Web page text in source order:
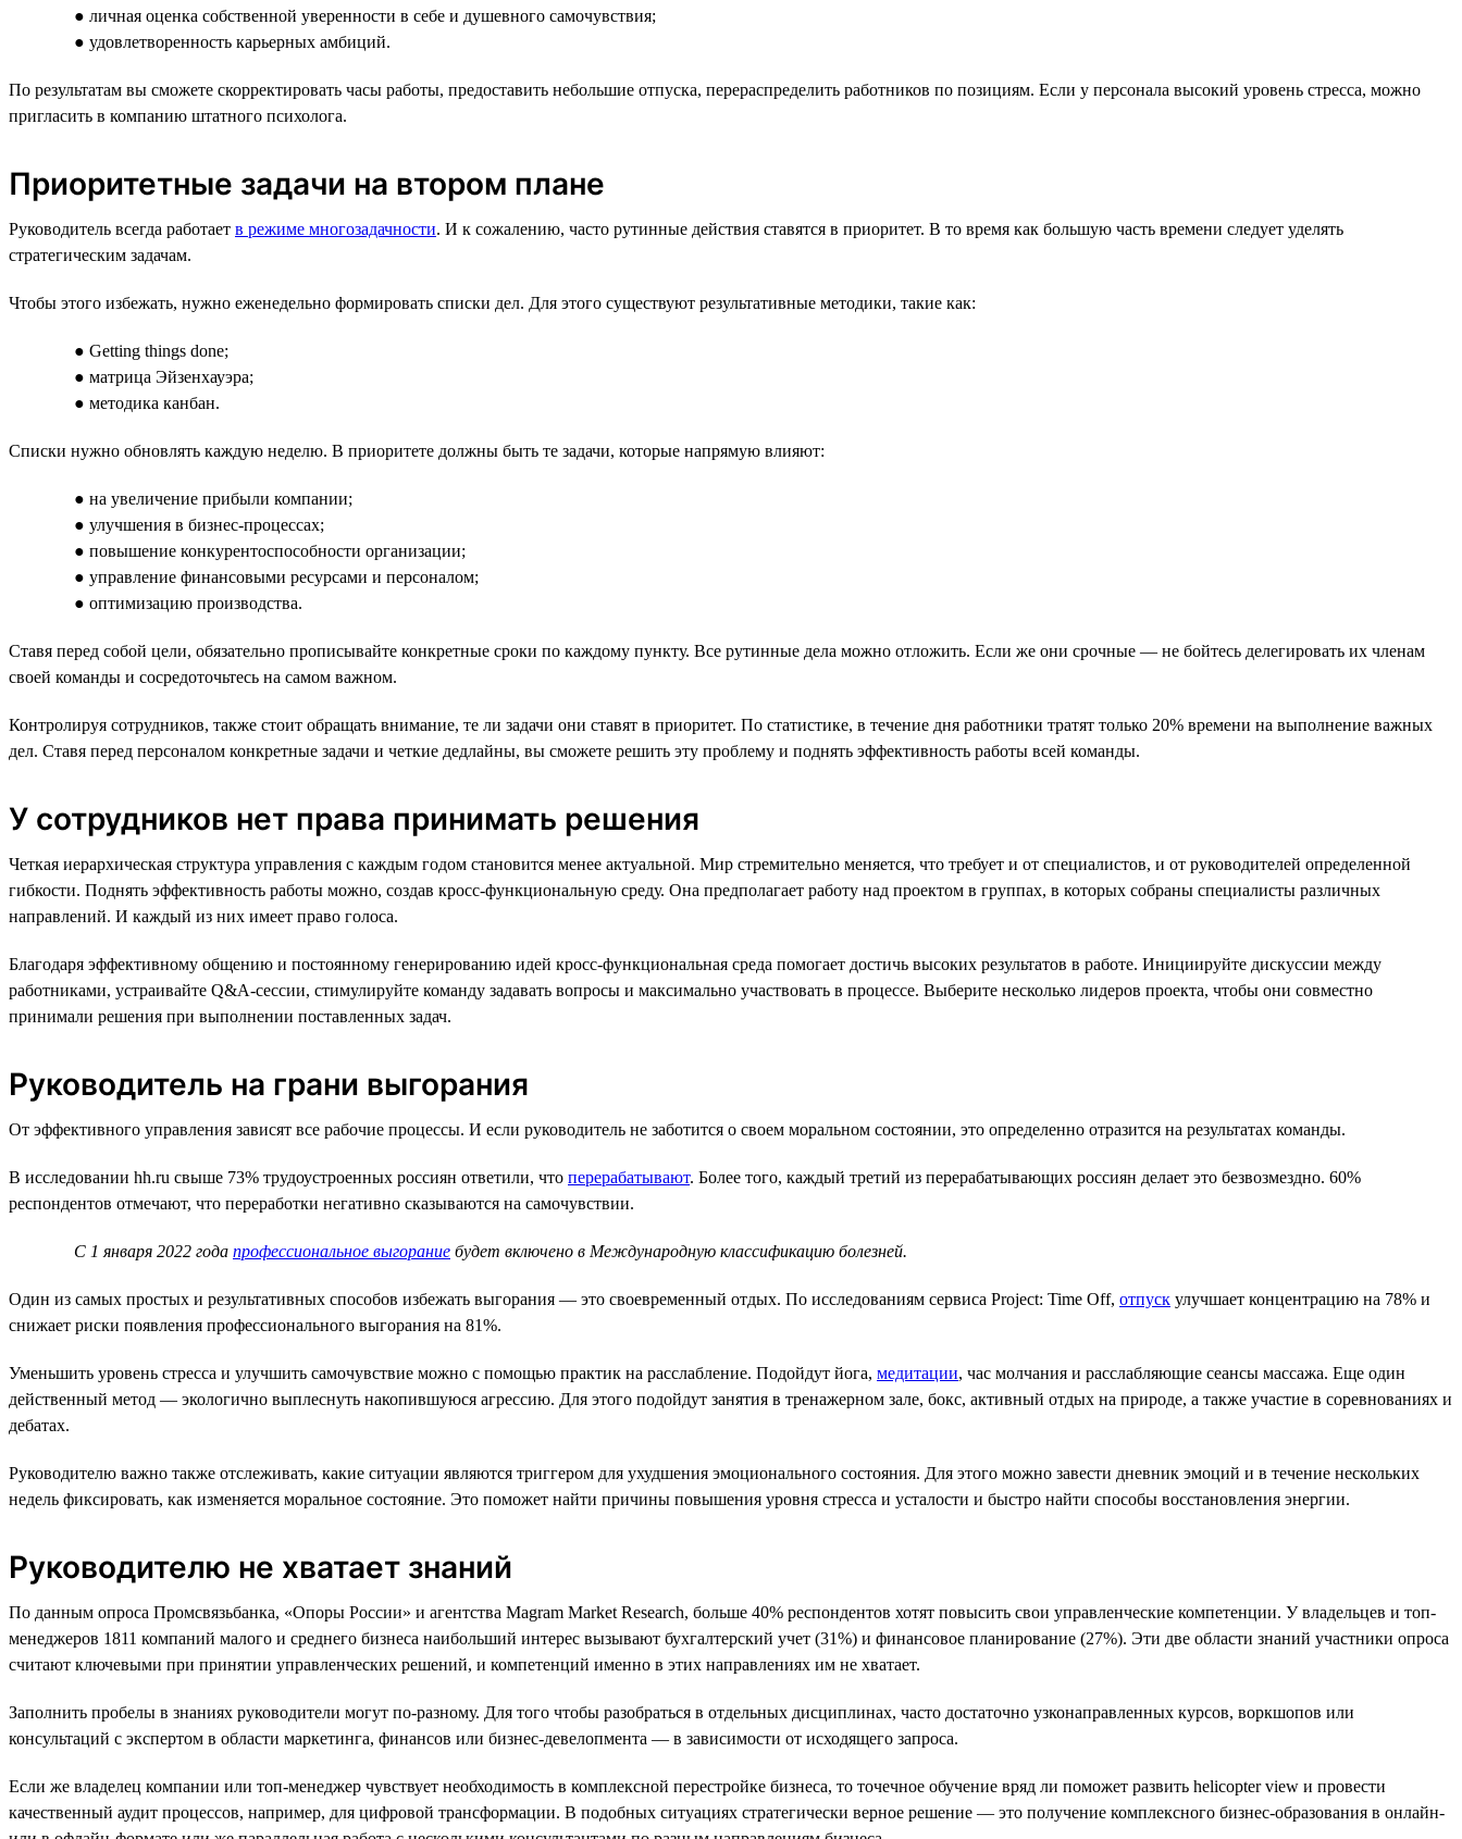
● личная оценка собственной уверенности в себе и душевного самочувствия;
● удовлетворенность карьерных амбиций.
По результатам вы сможете скорректировать часы работы, предоставить небольшие отпуска, перераспределить работников по позициям. Если у персонала высокий уровень стресса, можно
пригласить в компанию штатного психолога.
Приоритетные задачи на втором плане
Руководитель всегда работает в режиме многозадачности. И к сожалению, часто рутинные действия ставятся в приоритет. В то время как большую часть времени следует уделять
стратегическим задачам.
Чтобы этого избежать, нужно еженедельно формировать списки дел. Для этого существуют результативные методики, такие как:
● Getting things done;
● матрица Эйзенхауэра;
● методика канбан.
Списки нужно обновлять каждую неделю. В приоритете должны быть те задачи, которые напрямую влияют:
● на увеличение прибыли компании;
● улучшения в бизнес-процессах;
● повышение конкурентоспособности организации;
● управление финансовыми ресурсами и персоналом;
● оптимизацию производства.
Ставя перед собой цели, обязательно прописывайте конкретные сроки по каждому пункту. Все рутинные дела можно отложить. Если же они срочные — не бойтесь делегировать их членам
своей команды и сосредоточьтесь на самом важном.
Контролируя сотрудников, также стоит обращать внимание, те ли задачи они ставят в приоритет. По статистике, в течение дня работники тратят только 20% времени на выполнение важных
дел. Ставя перед персоналом конкретные задачи и четкие дедлайны, вы сможете решить эту проблему и поднять эффективность работы всей команды.
У сотрудников нет права принимать решения
Четкая иерархическая структура управления с каждым годом становится менее актуальной. Мир стремительно меняется, что требует и от специалистов, и от руководителей определенной
гибкости. Поднять эффективность работы можно, создав кросс-функциональную среду. Она предполагает работу над проектом в группах, в которых собраны специалисты различных
направлений. И каждый из них имеет право голоса.
Благодаря эффективному общению и постоянному генерированию идей кросс-функциональная среда помогает достичь высоких результатов в работе. Инициируйте дискуссии между
работниками, устраивайте Q&A-сессии, стимулируйте команду задавать вопросы и максимально участвовать в процессе. Выберите несколько лидеров проекта, чтобы они совместно
принимали решения при выполнении поставленных задач.
Руководитель на грани выгорания
От эффективного управления зависят все рабочие процессы. И если руководитель не заботится о своем моральном состоянии, это определенно отразится на результатах команды.
В исследовании hh.ru свыше 73% трудоустроенных россиян ответили, что перерабатывают. Более того, каждый третий из перерабатывающих россиян делает это безвозмездно. 60%
респондентов отмечают, что переработки негативно сказываются на самочувствии.
С 1 января 2022 года профессиональное выгорание будет включено в Международную классификацию болезней.
Один из самых простых и результативных способов избежать выгорания — это своевременный отдых. По исследованиям сервиса Project: Time Off, отпуск улучшает концентрацию на 78% и
снижает риски появления профессионального выгорания на 81%.
Уменьшить уровень стресса и улучшить самочувствие можно с помощью практик на расслабление. Подойдут йога, медитации, час молчания и расслабляющие сеансы массажа. Еще один
действенный метод — экологично выплеснуть накопившуюся агрессию. Для этого подойдут занятия в тренажерном зале, бокс, активный отдых на природе, а также участие в соревнованиях и
дебатах.
Руководителю важно также отслеживать, какие ситуации являются триггером для ухудшения эмоционального состояния. Для этого можно завести дневник эмоций и в течение нескольких
недель фиксировать, как изменяется моральное состояние. Это поможет найти причины повышения уровня стресса и усталости и быстро найти способы восстановления энергии.
Руководителю не хватает знаний
По данным опроса Промсвязьбанка, «Опоры России» и агентства Magram Market Research, больше 40% респондентов хотят повысить свои управленческие компетенции. У владельцев и топ-
менеджеров 1811 компаний малого и среднего бизнеса наибольший интерес вызывают бухгалтерский учет (31%) и финансовое планирование (27%). Эти две области знаний участники опроса
считают ключевыми при принятии управленческих решений, и компетенций именно в этих направлениях им не хватает.
Заполнить пробелы в знаниях руководители могут по-разному. Для того чтобы разобраться в отдельных дисциплинах, часто достаточно узконаправленных курсов, воркшопов или
консультаций с экспертом в области маркетинга, финансов или бизнес-девелопмента — в зависимости от исходящего запроса.
Если же владелец компании или топ-менеджер чувствует необходимость в комплексной перестройке бизнеса, то точечное обучение вряд ли поможет развить helicopter view и провести
качественный аудит процессов, например, для цифровой трансформации. В подобных ситуациях стратегически верное решение — это получение комплексного бизнес-образования в онлайн-